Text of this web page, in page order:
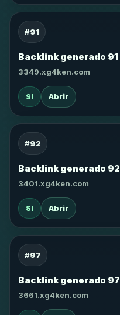
#91
Backlink generado 91
3349.xg4ken.com
SI Abrir
#92
Backlink generado 92
3401.xg4ken.com
SI Abrir
#97
Backlink generado 97
3661.xg4ken.com